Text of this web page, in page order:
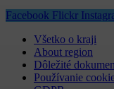
Facebook Flickr
Všetko o kraji
About region
Dôležité
Používanie